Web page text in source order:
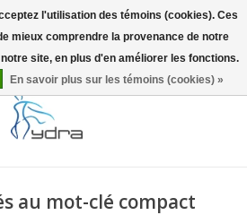
au mot-clé compact
l'utilisation des témoins (cookies). Ces
mieux comprendre la provenance de notre
site, en plus d'en améliorer les fonctions.
En savoir plus sur les témoins (cookies) »